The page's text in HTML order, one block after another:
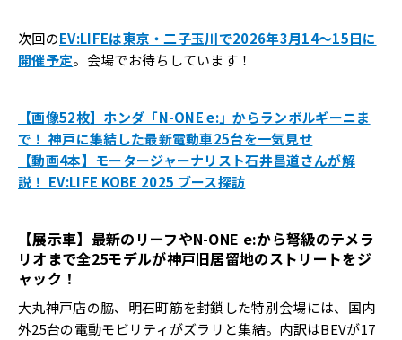
次回のEV:LIFEは東京・二子玉川で2026年3月14〜15日に
開催予定。会場でお待ちしています！
【画像52枚】ホンダ「N-ONE e:」からランボルギーニま
で！ 神戸に集結した最新電動車25台を一気見せ
【動画4本】モータージャーナリスト石井昌道さんが解
説！ EV:LIFE KOBE 2025 ブース探訪
【展示車】最新のリーフやN-ONE e:から弩級のテメラ
リオまで全25モデルが神戸旧居留地のストリートをジ
ャック！
大丸神戸店の脇、明石町筋を封鎖した特別会場には、国内
外25台の電動モビリティがズラリと集結。内訳はBEVが17